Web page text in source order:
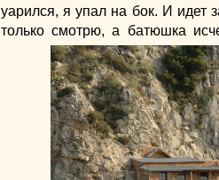
уарился, я упал на бок. И идет
только смотрю,а батюшка